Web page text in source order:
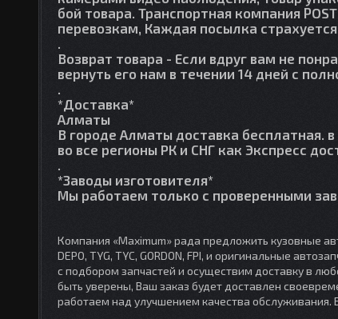
бой товара. Транспортная компания
перевозкам, Каждая посылка
.
Возврат товара - Если вдруг вам не
вернуть его нам в течении 14 дней с
.
*Доставка*
Алматы
В городе Алматы доставка бесплатная.
во все регионы РК и СНГ как Экспресс
.
*Заводы изготовителя*
Мы работаем только с проверенными
Компания «Maximum» рада предложить кузовные
DEPO, TYG, TYC, GORDON, FPI, и оригинальные
с подбором запчастей и осуществим доставку в
быть уверены, Ваш заказ будет доставлен
работаем над улучшением качества